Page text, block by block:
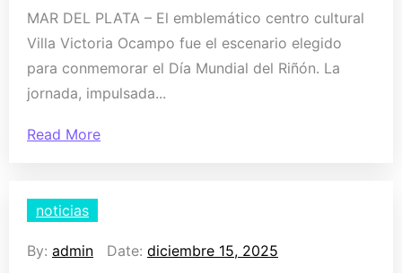
MAR DEL PLATA – El emblemático centro cultural
Villa Victoria Ocampo fue el escenario elegido
para conmemorar el Día Mundial del Riñón. La
jornada, impulsada...
Read More
noticias
By: admin Date: diciembre 15, 2025